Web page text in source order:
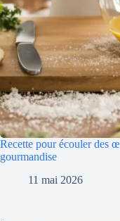
Recette pour écouler des
gourmandise
11 mai 2026